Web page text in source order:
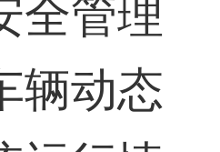
全管理
辆动态